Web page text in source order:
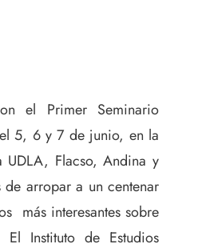
el Primer Seminario
5, 6 y 7 de junio, en la
UDLA, Flacso, Andina y
de arropar a un centenar
más interesantes sobre
Instituto de Estudios